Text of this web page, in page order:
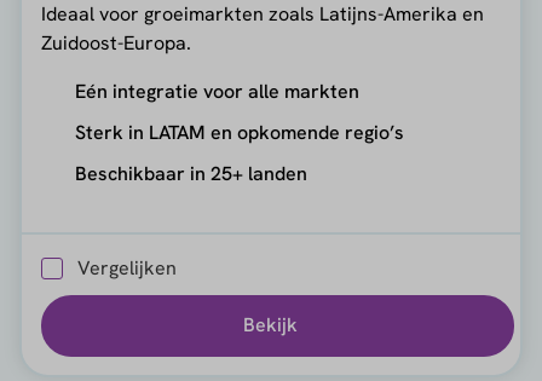
Ideaal voor groeimarkten zoals Latijns-Amerika en
Zuidoost-Europa.
Eén integratie voor alle markten
Sterk in LATAM en opkomende regio’s
Beschikbaar in 25+ landen
Vergelijken
Bekijk